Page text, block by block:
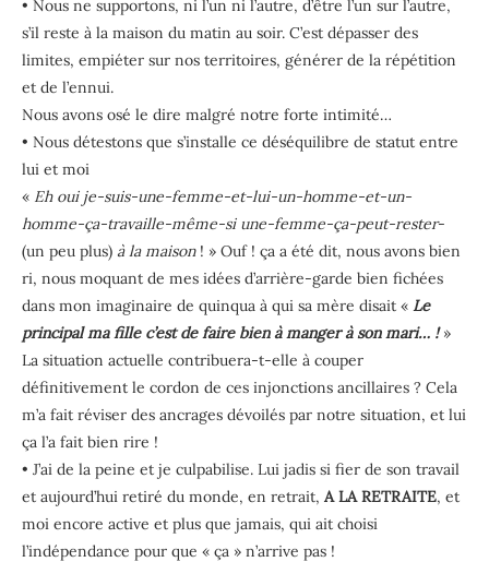
• Nous ne supportons, ni l’un ni l’autre, d’être l’un sur l’autre,
s’il reste à la maison du matin au soir. C’est dépasser des
limites, empiéter sur nos territoires, générer de la répétition
et de l’ennui.
Nous avons osé le dire malgré notre forte intimité…
• Nous détestons que s’installe ce déséquilibre de statut entre
lui et moi
« Eh oui je-suis-une-femme-et-lui-un-homme-et-un-
homme-ça-travaille-même-si une-femme-ça-peut-rester-
(un peu plus) à la maison ! » Ouf ! ça a été dit, nous avons bien
ri, nous moquant de mes idées d’arrière-garde bien fichées
dans mon imaginaire de quinqua à qui sa mère disait « Le
principal ma fille c’est de faire bien à manger à son mari… !»
La situation actuelle contribuera-t-elle à couper
définitivement le cordon de ces injonctions ancillaires ? Cela
m’a fait réviser des ancrages dévoilés par notre situation, et lui
ça l’a fait bien rire !
• J’ai de la peine et je culpabilise. Lui jadis si fier de son travail
et aujourd’hui retiré du monde, en retrait, A LA RETRAITE, et
moi encore active et plus que jamais, qui ait choisi
l’indépendance pour que « ça » n’arrive pas !